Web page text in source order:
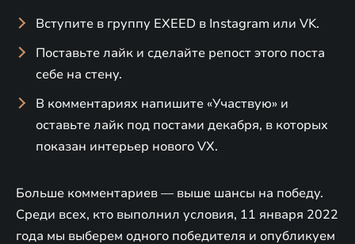
Вступите в группу EXEED в Instagram или VK.
Поставьте лайк и сделайте репост этого поста
себе на стену.
В комментариях напишите «Участвую» и
оставьте лайк под постами декабря, в которых
показан интерьер нового VX.
Больше комментариев — выше шансы на победу.
Среди всех, кто выполнил условия, 11 января 2022
года мы выберем одного победителя и опубликуем